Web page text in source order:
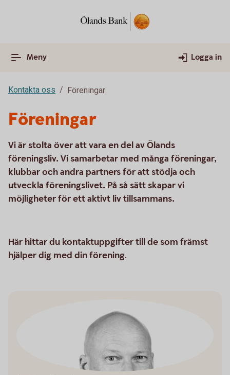
Meny Logga in
Kontakta oss Föreningar
Föreningar
Vi är stolta över att vara en del av Ölands
föreningsliv. Vi samarbetar med många föreningar,
klubbar och andra partners för att stödja och
utveckla föreningslivet. På så sätt skapar vi
möjligheter för ett aktivt liv tillsammans.
Här hittar du kontaktuppgifter till de som främst
hjälper dig med din förening.